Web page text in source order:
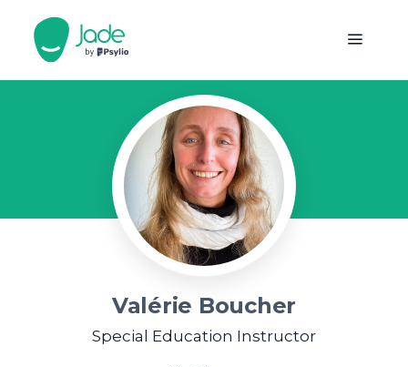
Valérie Boucher
Special Education Instructor